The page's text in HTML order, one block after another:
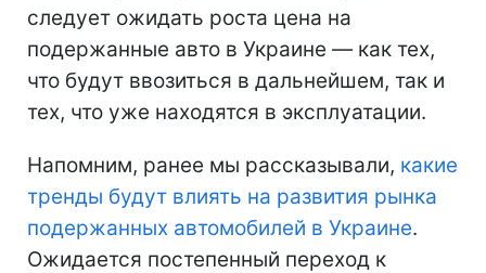
следует ожидать роста цена на
подержанные авто в Украине — как тех,
что будут ввозиться в дальнейшем, так и
тех, что уже находятся в эксплуатации.
Напомним, ранее мы рассказывали, какие
тренды будут влиять на развития рынка
подержанных автомобилей в Украине.
Ожидается постепенный переход к